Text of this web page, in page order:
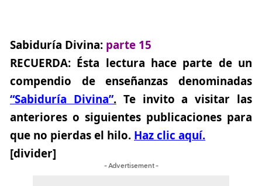
Sabiduría Divina: parte 15
RECUERDA: Ésta lectura hace parte de un
compendio de enseñanzas denominadas
“Sabiduría Divina”.Te invito a visitar las
anteriores o siguientes publicaciones para
que no pierdas el hilo. Haz clic aquí.
[divider]
- Advertisement -